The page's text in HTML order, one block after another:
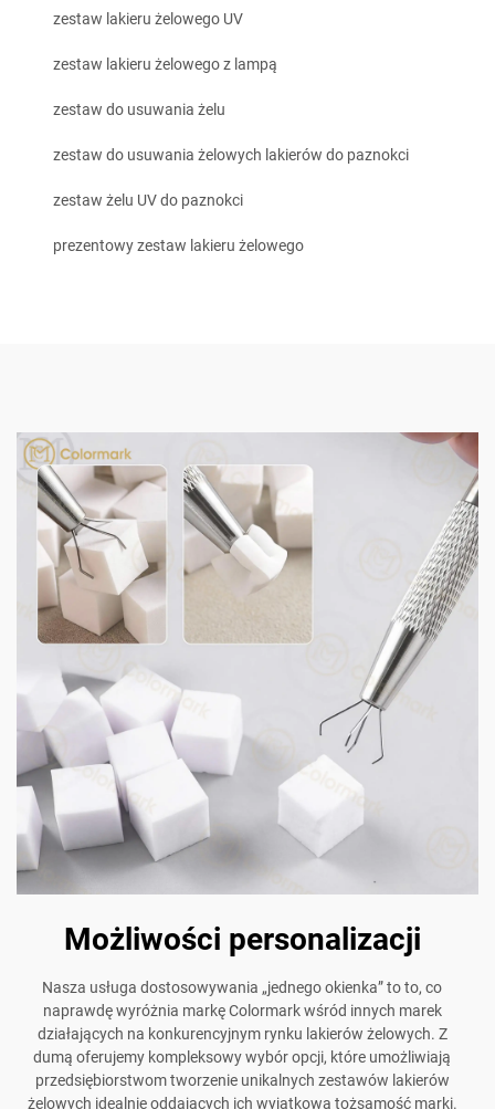
zestaw lakieru żelowego UV
zestaw lakieru żelowego z lampą
zestaw do usuwania żelu
zestaw do usuwania żelowych lakierów do paznokci
zestaw żelu UV do paznokci
prezentowy zestaw lakieru żelowego
Możliwości personalizacji
Nasza usługa dostosowywania „jednego okienka” to to, co
naprawdę wyróżnia markę Colormark wśród innych marek
działających na konkurencyjnym rynku lakierów żelowych. Z
dumą oferujemy kompleksowy wybór opcji, które umożliwiają
przedsiębiorstwom tworzenie unikalnych zestawów lakierów
żelowych idealnie oddających ich wyjątkową tożsamość marki.